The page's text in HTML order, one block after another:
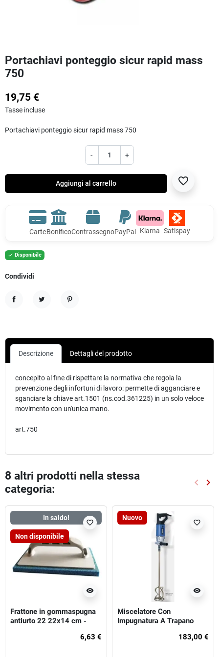
Portachiavi ponteggio sicur rapid mass
750
19,75 €
Tasse incluse
Portachiavi ponteggio sicur rapid mass 750
- +
Aggiungi al carrello favorite_border
CarteBonificoContrassegnoPayPal Klarna Satispay
 Disponibile
Condividi
Descrizione Dettagli del prodotto
concepito al fine di rispettare la normativa che regola la
prevenzione degli infortuni di lavoro: permette di agganciare e
sganciare la chiave art.1501 (ns.cod.361225) in un solo veloce
movimento con un'unica mano.
art.750
8 altri prodotti nella stessa
categoria:
keyboard_arrow_left keyboard_arrow_right
In saldo!
Non disponibile
visibility
favorite_border
Frattone in gommaspugna
antiurto 22 22x14 cm -
6,63 €
Nuovo
visibility
favorite_border
Miscelatore Con
Impugnatura A Trapano
183,00 €